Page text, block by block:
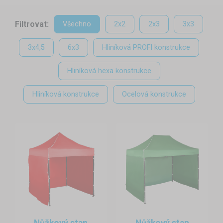
místa, máme pro Vás řešení. Zahradní stany jsou dokonalou
náhradou dřevěného altánku. Grilování s přáteli nebo
posezení s rodinou Vám od nynějška počasí nepřekazí. Po
akci zahradní stan jednoduše sbalíte a zůstane Vám volný
Konstrukce
Výběr je jen a jen na Vás. Hledáte něco extra? Právě pro Vás
máme hliníkové hexagonové konstrukce ve dvou
provedeních. Nastavitelné výšky nohou, vyměnitelné náhradní
díly, nepromokavá střešní plachta, možnost doplnit zahradní
stan o boční plachty.
Filtrovat: Všechno 2x2 2x3 3x3
3x4,5 6x3 Hliníková PROFI konstrukce
Hliníková hexa konstrukce
Hliníková konstrukce Ocelová konstrukce